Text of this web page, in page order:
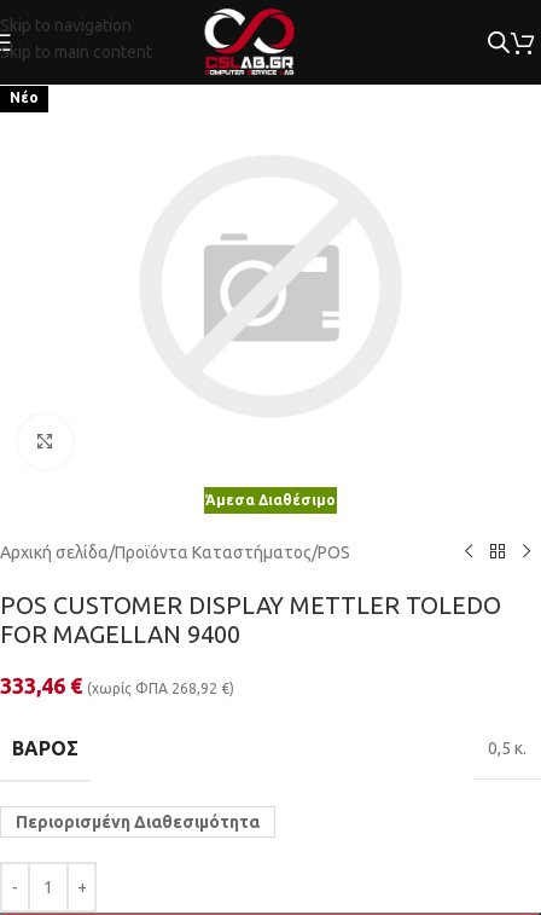
Skip to navigation
Skip to main content
Νέο
Άμεσα Διαθέσιμο
Αρχική σελίδα/Προϊόντα Καταστήματος/POS
POS CUSTOMER DISPLAY METTLER TOLEDO
FOR MAGELLAN 9400
333,46 € (χωρίς ΦΠΑ 268,92 €)
ΒΆΡΟΣ 0,5 κ.
Περιορισμένη Διαθεσιμότητα